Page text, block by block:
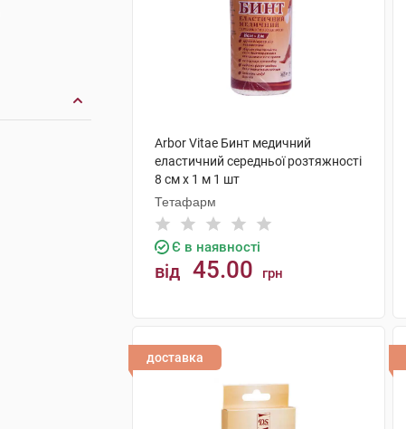
Arbor Vitae Бинт медичний
еластичний середньої розтяжності
8 см х 1 м 1 шт
Тетафарм
Є в наявності
від 45.00 грн
доставка